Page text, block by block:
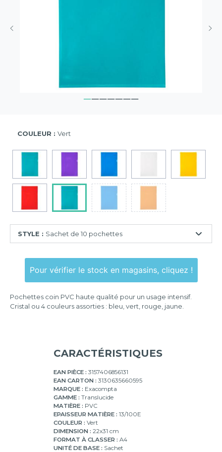
COULEUR : Vert
STYLE : Sachet de 10 pochettes
pochettes
Sachet
de
Pour vérifier le stock en magasins, cliquez !
Pochettes coin PVC haute qualité pour un usage intensif.
Cristal ou 4 couleurs assorties : bleu, vert, rouge, jaune.
CARACTÉRISTIQUES
EAN PIÈCE : 3157406856131
EAN CARTON : 3130635660595
MARQUE : Exacompta
GAMME : Translucide
MATIÈRE : PVC
EPAISSEUR MATIÈRE : 13/100E
COULEUR : Vert
DIMENSION : 22x31 cm
FORMAT À CLASSER : A4
UNITÉ DE BASE : Sachet